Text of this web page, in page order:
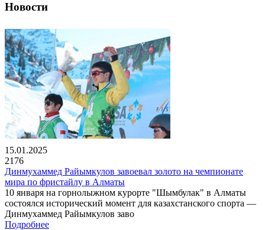
Новости
15.01.2025
2176
Динмухаммед Райымкулов завоевал золото на чемпионате
мира по фристайлу в Алматы
10 января на горнолыжном курорте "Шымбулак" в Алматы
состоялся исторический момент для казахстанского спорта —
Динмухаммед Райымкулов заво
Подробнее